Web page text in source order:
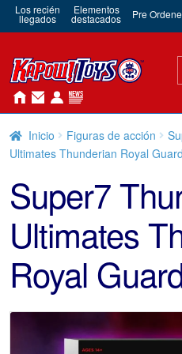
Los recién
llegados
Elementos
destacados Pre
Inicio Figuras de acción
Ultimates Thunderian Royal Guard
Super7
Ultimates
Royal